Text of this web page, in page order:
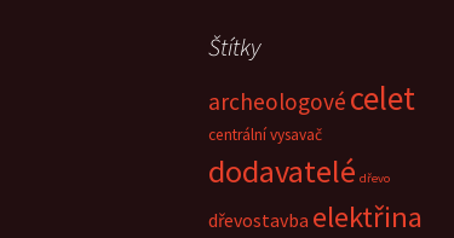
Štítky
archeologové celet
centrální vysavač
dodavatelé dřevo
dřevostavba elektřina